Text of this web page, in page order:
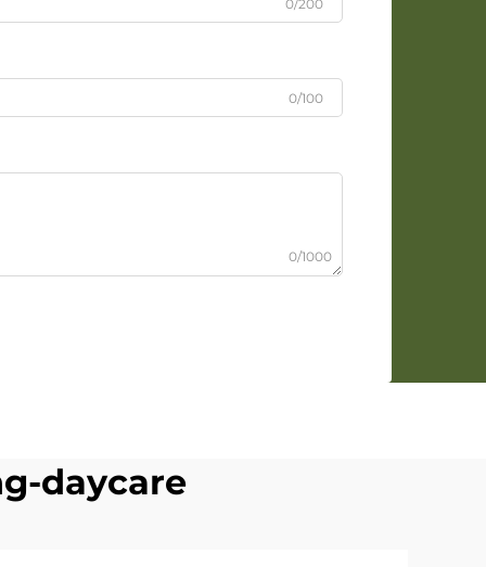
0/200
0/100
0/1000
daycare